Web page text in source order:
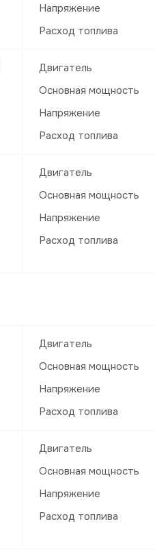
Напряжение
Расход топлива
Двигатель
Основная мощность
Напряжение
Расход топлива
Двигатель
Основная мощность
Напряжение
Расход топлива
Двигатель
Основная мощность
Напряжение
Расход топлива
Двигатель
Основная мощность
Напряжение
Расход топлива